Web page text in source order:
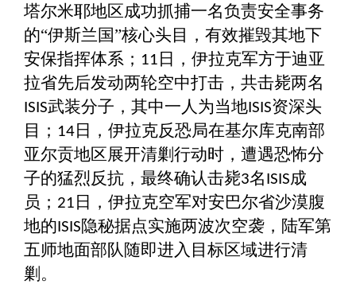
塔尔米耶地区成功抓捕一名负责安全事务
的“伊斯兰国”核心头目，有效摧毁其地下
安保指挥体系； 11 日，伊拉克军方于迪亚
拉省先后发动两轮空中打击，共击毙两名
ISIS武装分子，其中一人为当地 ISIS资深头
目； 14日，伊拉克反恐局在基尔库克南部
亚尔贡地区展开清剿行动时，遭遇恐怖分
子的猛烈反抗，最终确认击毙3名 ISIS成
员； 21 日，伊拉克空军对安巴尔省沙漠腹
地的 ISIS隐秘据点实施两波次空袭，陆军第
五师地面部队随即进入目标区域进行清
剿。